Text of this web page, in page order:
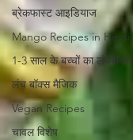
ब्रेकफास्ट आइडियाज
Mango Recipes in Hindi
1-3 साल के बच्चों का लंचबॉक्स
लंच बॉक्स मैजिक
Vegan Recipes
चावल विशेष